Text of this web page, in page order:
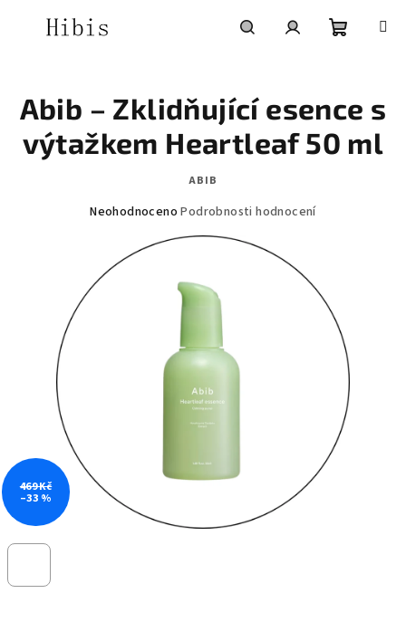
košík
Abib – Zklidňující esence s
výtažkem Heartleaf 50 ml
ABIB
Průměrné
produktu
0,0
Neohodnoceno Podrobnosti hodnocení
469 Kč
–33 %